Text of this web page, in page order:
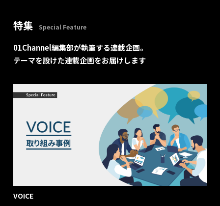
特集 Special Feature
01Channel編集部が執筆する連載企画。
テーマを設けた連載企画をお届けします
VOICE